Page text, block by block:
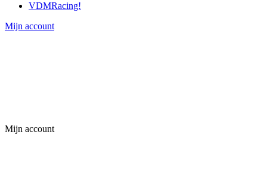
VDMRacing!
Mijn account
Mijn account